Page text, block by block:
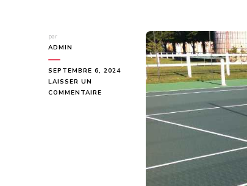
par
ADMIN
SEPTEMBRE 6, 2024
LAISSER UN
COMMENTAIRE
FRÉQUENTES